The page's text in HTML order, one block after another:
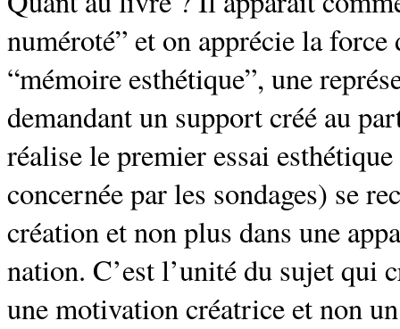
numéroté” et on apprécie la
“mémoire esthétique”, une
demandant un support créé au
réalise le premier essai
concernée par les sondages) se
création et non plus dans une
nation. C’est l’unité du sujet qui
une motivation créatrice et non